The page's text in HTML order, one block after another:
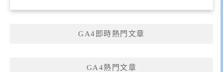
GA4即時熱門文章
GA4熱門文章